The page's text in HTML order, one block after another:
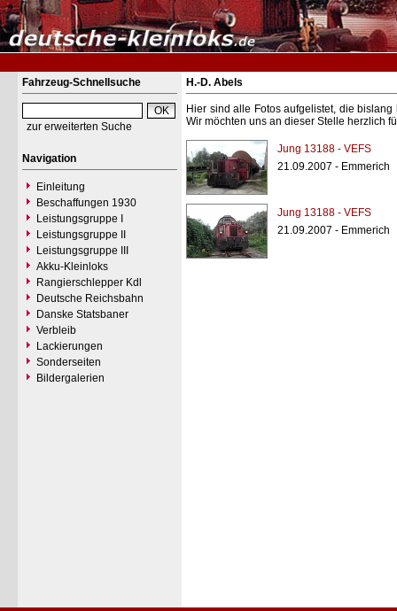
Fahrzeug-Schnellsuche
zur erweiterten Suche
Navigation
Einleitung
Beschaffungen 1930
Leistungsgruppe I
Leistungsgruppe II
Leistungsgruppe III
Akku-Kleinloks
Rangierschlepper Kdl
Deutsche Reichsbahn
Danske Statsbaner
Verbleib
Lackierungen
Sonderseiten
Bildergalerien
H.-D. Abels
Hier sind alle Fotos aufgelistet, die
Wir möchten uns an dieser Stelle herzlich
Jung 13188 - VEFS
21.09.2007 - Emmerich
Jung 13188 - VEFS
21.09.2007 - Emmerich